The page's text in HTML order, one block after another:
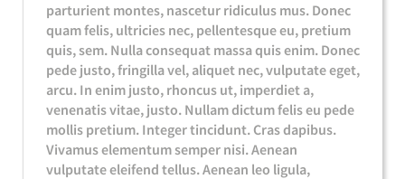
parturient montes, nascetur ridiculus mus. Donec
quam felis, ultricies nec, pellentesque eu, pretium
quis, sem. Nulla consequat massa quis enim. Donec
pede justo, fringilla vel, aliquet nec, vulputate eget,
arcu. In enim justo, rhoncus ut, imperdiet a,
venenatis vitae, justo. Nullam dictum felis eu pede
mollis pretium. Integer tincidunt. Cras dapibus.
Vivamus elementum semper nisi. Aenean
vulputate eleifend tellus. Aenean leo ligula,